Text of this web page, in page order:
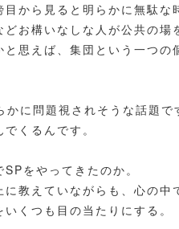
から見ると明らかに無駄
お構いなしな人が公共の場
思えば、集団という一つ
に問題視されそうな話題で
くるんです。
をやってきたのか。
教えていながらも、心の中
くつも目の当たりにする。